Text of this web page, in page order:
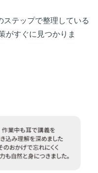
ステップで整理している
がすぐに見つかりま